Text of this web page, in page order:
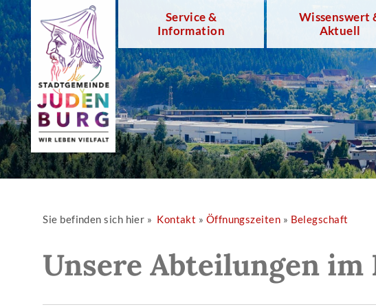
Service &
Information
Wissenswert
Aktuell
Sie befinden sich hier » Kontakt » Öffnungszeiten » Belegschaft
Unsere Abteilungen im